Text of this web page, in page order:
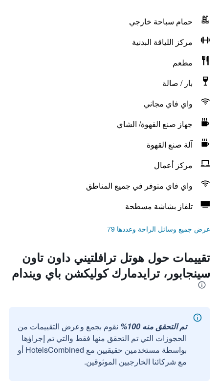
حمام سباحة خارجي
مركز اللياقة البدنية
مطعم
بار / صالة
واي فاي مجاني
جهاز صنع القهوة/ الشاي
آلة صنع القهوة
مركز أعمال
واي فاي متوفر في جميع المناطق
تلفاز بشاشة مسطحة
عرض جميع وسائل الراحة وعددها 79
تقييمات حول هوتل ترافلتيني داون تاون
سينجابور، ترايدمارك كوليكشن باي ويندام
تم التحقق منه 100%
نقوم بجمع وعرض التقييمات من
الحجوزات التي تم التحقق منها فقط والتي تم إجراؤها
بواسطة مستخدمين حقيقيين مع HotelsCombined أو
مع شركائنا الخارجيين الموثوقين.